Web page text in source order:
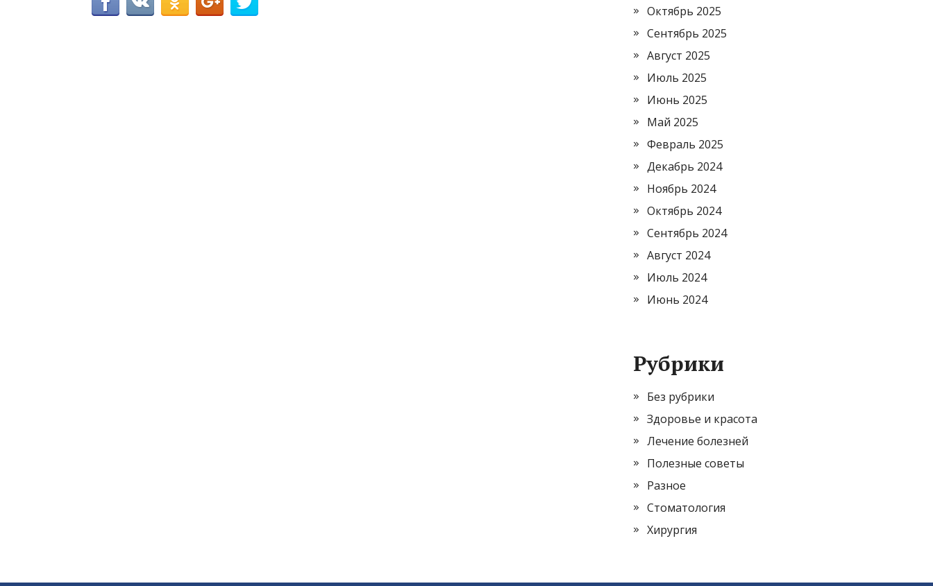
Октябрь 2025
Сентябрь 2025
Август 2025
Июль 2025
Июнь 2025
Май 2025
Февраль 2025
Декабрь 2024
Ноябрь 2024
Октябрь 2024
Сентябрь 2024
Август 2024
Июль 2024
Июнь 2024
Рубрики
Без рубрики
Здоровье и красота
Лечение болезней
Полезные советы
Разное
Стоматология
Хирургия